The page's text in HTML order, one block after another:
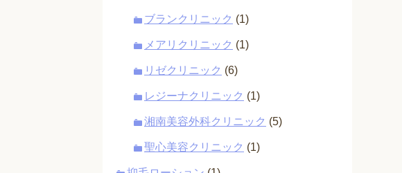
ブランクリニック (1)
メアリクリニック (1)
リゼクリニック (6)
レジーナクリニック (1)
湘南美容外科クリニック (5)
聖心美容クリニック (1)